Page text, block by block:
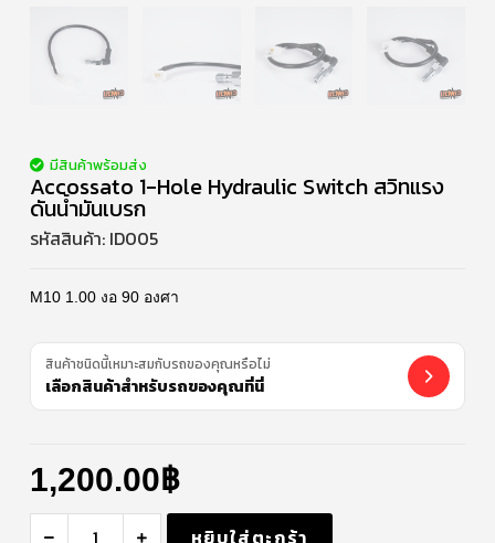
มีสินค้าพร้อมส่ง
Accossato 1-Hole Hydraulic Switch สวิทแรง
ดันน้ำมันเบรก
รหัสสินค้า: ID005
M10 1.00 งอ 90 องศา
สินค้าชนิดนี้เหมาะสมกับรถของคุณหรือไม่
เลือกสินค้าสำหรับรถของคุณที่นี่
1,200.00฿
หยิบใส่ตะกร้า